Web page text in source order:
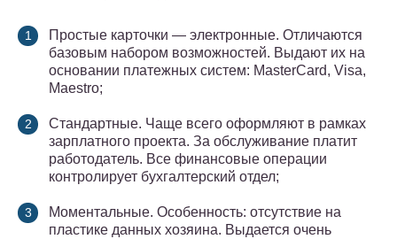
Простые карточки — электронные. Отличаются
базовым набором возможностей. Выдают их на
основании платежных систем: MasterCard, Visa,
Maestro;
Стандартные. Чаще всего оформляют в рамках
зарплатного проекта. За обслуживание платит
работодатель. Все финансовые операции
контролирует бухгалтерский отдел;
Моментальные. Особенность: отсутствие на
пластике данных хозяина. Выдается очень